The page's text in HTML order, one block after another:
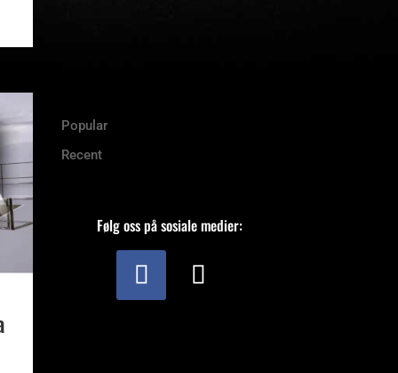
Popular
Recent
Følg oss på sosiale medier: